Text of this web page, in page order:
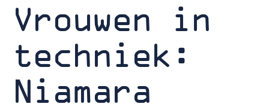
Vrouwen in
techniek:
Niamara